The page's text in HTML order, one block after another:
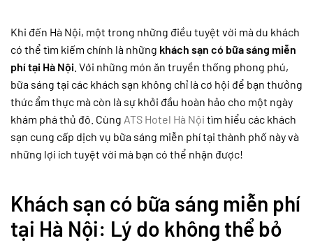
Khi đến Hà Nội, một trong những điều tuyệt vời mà du khách
có thể tìm kiếm chính là những khách sạn có bữa sáng miễn
phí tại Hà Nội . Với những món ăn truyền thống phong phú,
bữa sáng tại các khách sạn không chỉ là cơ hội để bạn thưởng
thức ẩm thực mà còn là sự khởi đầu hoàn hảo cho một ngày
khám phá thủ đô. Cùng ATS Hotel Hà Nội tìm hiểu các khách
sạn cung cấp dịch vụ bữa sáng miễn phí tại thành phố này và
những lợi ích tuyệt vời mà bạn có thể nhận được!
Khách sạn có bữa sáng miễn phí
tại Hà Nội: Lý do không thể bỏ